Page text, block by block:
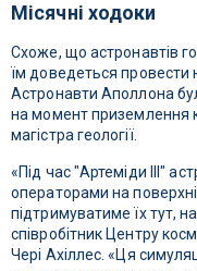
Місячні ходоки
Схоже, що астронавтів
їм доведеться провести
Астронавти Аполлона
на момент приземлення
магістра геології.
«Під час "Артеміди III"
операторами на
підтримуватиме їх тут,
співробітник Центру
Чері Ахіллес. «Ця